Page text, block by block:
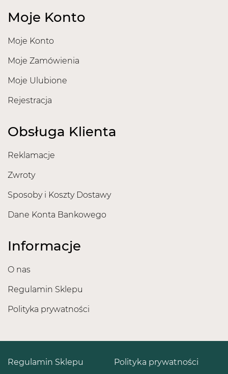
Moje Konto
Moje Konto
Moje Zamówienia
Moje Ulubione
Rejestracja
Obsługa Klienta
Reklamacje
Zwroty
Sposoby i Koszty Dostawy
Dane Konta Bankowego
Informacje
O nas
Regulamin Sklepu
Polityka prywatności
Polityka prywatności
Regulamin Sklepu